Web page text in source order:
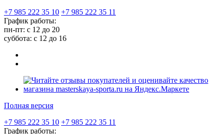
+7 985 222 35 10 +7 985 222 35 11
График работы:
пн-пт: с 12 до 20
суббота: c 12 до 16
Полная версия
+7 985 222 35 10 +7 985 222 35 11
График работы: